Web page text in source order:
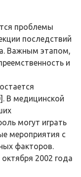
проблемы
последствий
Важным этапом,
и
В медицинской
могут играть
мероприятия с
факторов.
2002 года